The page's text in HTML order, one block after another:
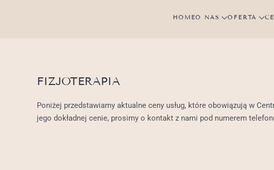
HOMEO NAS OFERTA
FIZJOTERAPIA
Poniżej przedstawiamy aktualne ceny usług, które obowiązują w
jego dokładnej cenie, prosimy o kontakt z nami pod numerem